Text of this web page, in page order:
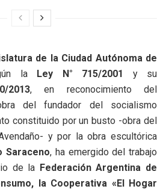
de la Ciudad Autónoma de
la Ley N° 715/2001
y su
2013, en reconocimiento del
del fundador del socialismo
constituido por un busto -obra del
y por la obra escultórica
Saraceno, ha emergido del trabajo
de la Federación Argentina de
la Cooperativa «El Hogar